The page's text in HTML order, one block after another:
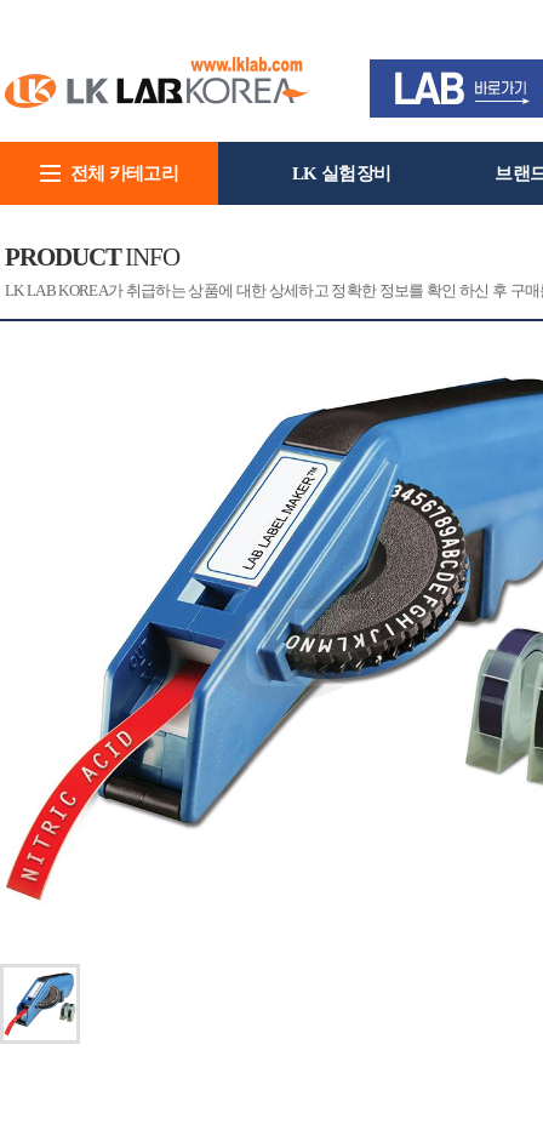
전체 카테고리 LK 실험장비 브랜
PRODUCTINFO
LK LAB KOREA가 취급하는 상품에 대한 상세하고 정확한 정보를 확인 하신 후 구